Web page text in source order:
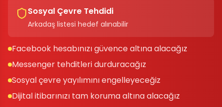
Sosyal Çevre Tehdidi
Arkadaş listesi hedef alınabilir
Facebook hesabınızı güvence altına alacağız
Messenger tehditleri durduracağız
Sosyal çevre yayılımını engelleyeceğiz
Dijital itibarınızı tam koruma altına alacağız